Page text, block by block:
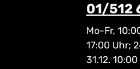
01/512
Mo-Fr,
17:00 Uhr;
31.12.